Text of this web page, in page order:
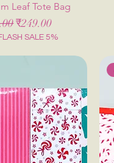
Leaf Tote Bag
मूल्य
बिक्री मूल्य
₹249.00
SALE 5%